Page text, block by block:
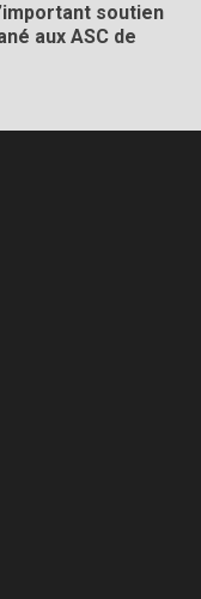
soutien
aux ASC de